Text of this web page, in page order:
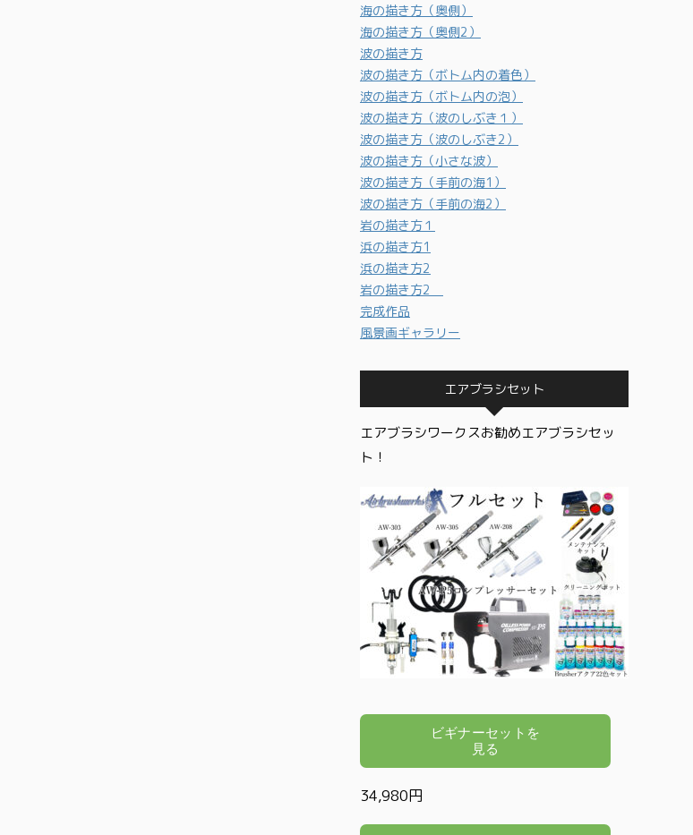
海の描き方（奥側）
海の描き方（奥側2）
波の描き方
波の描き方（ボトム内の着色）
波の描き方（ボトム内の泡）
波の描き方（波のしぶき１）
波の描き方（波のしぶき2）
波の描き方（小さな波）
波の描き方（手前の海1）
波の描き方（手前の海2）
岩の描き方１
浜の描き方1
浜の描き方2
岩の描き方2
完成作品
風景画ギャラリー
エアブラシセット
エアブラシワークスお勧めエアブラシセッ
ト！
34,980円